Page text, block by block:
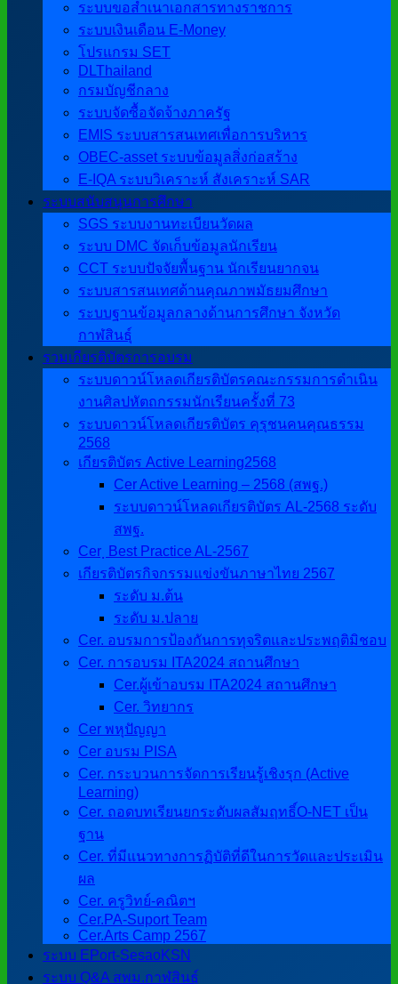
ระบบขอสำเนาเอกสารทางราชการ
ระบบเงินเดือน E-Money
โปรแกรม SET
DLThailand
กรมบัญชีกลาง
ระบบจัดซื้อจัดจ้างภาครัฐ
EMIS ระบบสารสนเทศเพื่อการบริหาร
OBEC-asset ระบบข้อมูลสิ่งก่อสร้าง
E-IQA ระบบวิเคราะห์ สังเคราะห์ SAR
ระบบสนับสนุนการศึกษา
SGS ระบบงานทะเบียนวัดผล
ระบบ DMC จัดเก็บข้อมูลนักเรียน
CCT ระบบปัจจัยพื้นฐาน นักเรียนยากจน
ระบบสารสนเทศด้านคุณภาพมัธยมศึกษา
ระบบฐานข้อมูลกลางด้านการศึกษา จังหวัด
กาฬสินธุ์
รวมเกียรติบัตรการอบรม
ระบบดาวน์โหลดเกียรติบัตรคณะกรรมการดำเนิน
งานศิลปหัตถกรรมนักเรียนครั้งที่ 73
ระบบดาวน์โหลดเกียรติบัตร คุรุชนคนคุณธรรม
2568
เกียรติบัตร Active Learning2568
Cer Active Learning – 2568 (สพฐ.)
ระบบดาวน์โหลดเกียรติบัตร AL-2568 ระดับ
สพฐ.
Cer ฺ Best Practice AL-2567
เกียรติบัตรกิจกรรมแข่งขันภาษาไทย 2567
ระดับ ม.ต้น
ระดับ ม.ปลาย
Cer. อบรมการป้องกันการทุจริตและประพฤติมิชอบ
Cer. การอบรม ITA2024 สถานศึกษา
Cer.ผู้เข้าอบรม ITA2024 สถานศึกษา
Cer. วิทยากร
Cer พหุปัญญา
Cer อบรม PISA
Cer. กระบวนการจัดการเรียนรู้เชิงรุก (Active
Learning)
Cer. ถอดบทเรียนยกระดับผลสัมฤทธิ์O-NET เป็น
ฐาน
Cer. ที่มีแนวทางการฏิบัติที่ดีในการวัดและประเมิน
ผล
Cer. ครูวิทย์-คณิตฯ
Cer.PA-Suport Team
Cer.Arts Camp 2567
ระบบ EPort-SesaoKSN
ระบบ Q&A สพม.กาฬสินธุ์